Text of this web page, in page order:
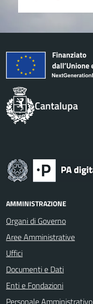
Cantalupa
AMMINISTRAZIONE
Organi di Governo
Aree Amministrative
Uffici
Documenti e Dati
Enti e Fondazioni
Personale Amministrativo